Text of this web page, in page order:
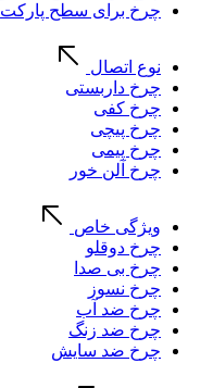
چرخ برای سطح پارکت
نوع اتصال
چرخ داربستی
چرخ کفی
چرخ پیچی
چرخ پیمی
چرخ آلن خور
ویژگی خاص
چرخ دوقلو
چرخ بی صدا
چرخ نسوز
چرخ ضد آب
چرخ ضد زنگ
چرخ ضد سایش